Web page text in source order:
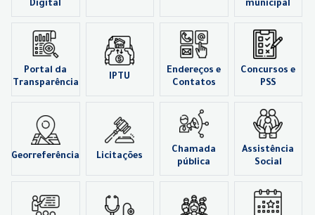
Digital municipal
Portal da
Transparência
IPTU
Endereços e
Contatos
Concursos e
PSS
Georreferência Licitações
Chamada
pública
Assistência
Social